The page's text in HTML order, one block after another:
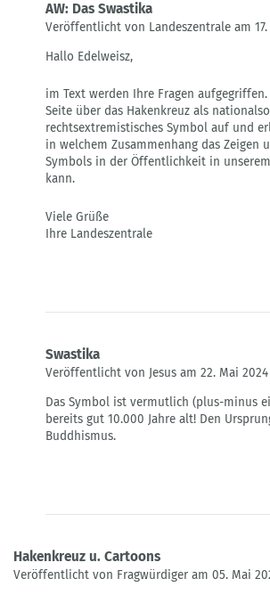
AW: Das Swastika
Veröffentlicht von Landeszentrale am
auf
Swastika
von
Edelweisz
Hallo Edelweisz,
im Text werden Ihre Fragen
Seite über das Hakenkreuz als
rechtsextremistisches Symbol auf und
in welchem Zusammenhang das Zeigen
Symbols in der Öffentlichkeit in
kann.
Viele Grüße
Ihre Landeszentrale
Swastika
Veröffentlicht von Jesus am 22. Mai 2024
auf
Das
Swastika
Das Symbol ist vermutlich (plus-minus
bereits gut 10.000 Jahre alt! Den
Buddhismus.
Hakenkreuz u. Cartoons
Veröffentlicht von Fragwürdiger am 05. Mai